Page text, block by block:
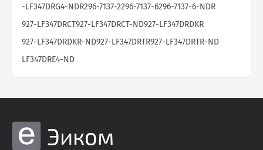
-LF347DRG4-NDR296-7137-2296-7137-6296-7137-6-NDR
927-LF347DRCT927-LF347DRCT-ND927-LF347DRDKR
927-LF347DRDKR-ND927-LF347DRTR927-LF347DRTR-ND
LF347DRE4-ND
Эиком